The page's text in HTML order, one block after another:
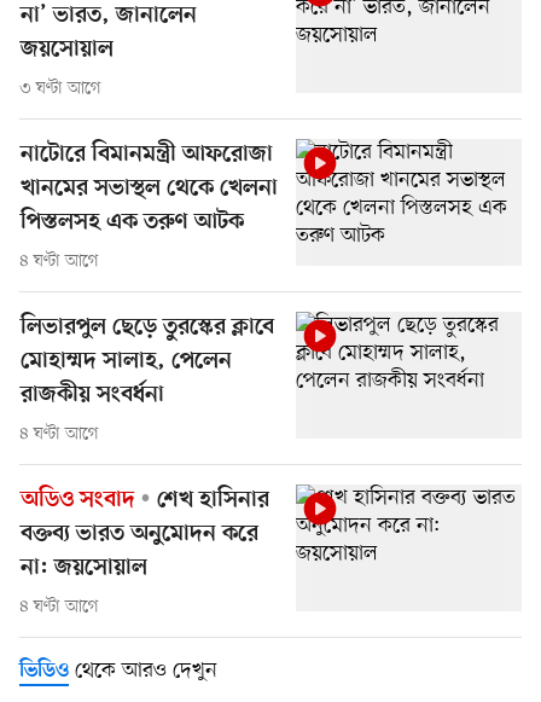
না’ ভারত, জানালেন
জয়সোয়াল
৩ ঘণ্টা আগে
নাটোরে বিমানমন্ত্রী আফরোজা
খানমের সভাস্থল থেকে খেলনা
পিস্তলসহ এক তরুণ আটক
৪ ঘণ্টা আগে
লিভারপুল ছেড়ে তুরস্কের ক্লাবে
মোহাম্মদ সালাহ, পেলেন
রাজকীয় সংবর্ধনা
৪ ঘণ্টা আগে
অডিও সংবাদ
শেখ হাসিনার
বক্তব্য ভারত অনুমোদন করে
না: জয়সোয়াল
৪ ঘণ্টা আগে
ভিডিও থেকে আরও দেখুন